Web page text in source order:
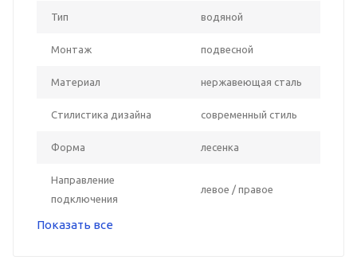
Тип водяной
Монтаж подвесной
Материал нержавеющая сталь
Стилистика дизайна современный стиль
Форма лесенка
Направление
подключения
левое / правое
Показать все